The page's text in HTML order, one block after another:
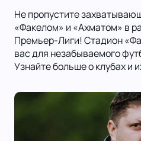
Не пропустите
«Факелом» и «Ахматом» в
Премьер-Лиги! Стадион
вас для незабываемого
Узнайте больше о клубах и